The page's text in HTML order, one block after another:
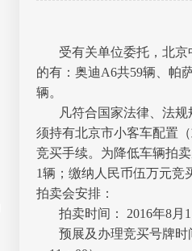
受有关单位委托，北京
的有：奥迪A6共59辆、帕
辆。
凡符合国家法律、法
须持有北京市小客车配置
竞买手续。为降低车辆拍
1辆；缴纳人民币伍万元竞
拍卖会安排：
拍卖时间： 2016年8月
预展及办理竞买号牌时